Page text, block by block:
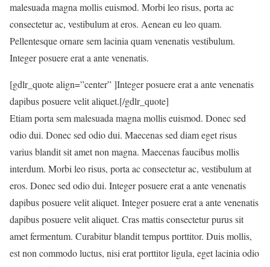
malesuada magna mollis euismod. Morbi leo risus, porta ac
consectetur ac, vestibulum at eros. Aenean eu leo quam.
Pellentesque ornare sem lacinia quam venenatis vestibulum.
Integer posuere erat a ante venenatis.
[gdlr_quote align=”center” ]Integer posuere erat a ante venenatis
dapibus posuere velit aliquet.[/gdlr_quote]
Etiam porta sem malesuada magna mollis euismod. Donec sed
odio dui. Donec sed odio dui. Maecenas sed diam eget risus
varius blandit sit amet non magna. Maecenas faucibus mollis
interdum. Morbi leo risus, porta ac consectetur ac, vestibulum at
eros. Donec sed odio dui. Integer posuere erat a ante venenatis
dapibus posuere velit aliquet. Integer posuere erat a ante venenatis
dapibus posuere velit aliquet. Cras mattis consectetur purus sit
amet fermentum. Curabitur blandit tempus porttitor. Duis mollis,
est non commodo luctus, nisi erat porttitor ligula, eget lacinia odio